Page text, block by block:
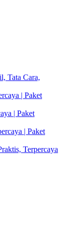
Tata Cara,
| Paket
| Paket
| Paket
Terpercaya